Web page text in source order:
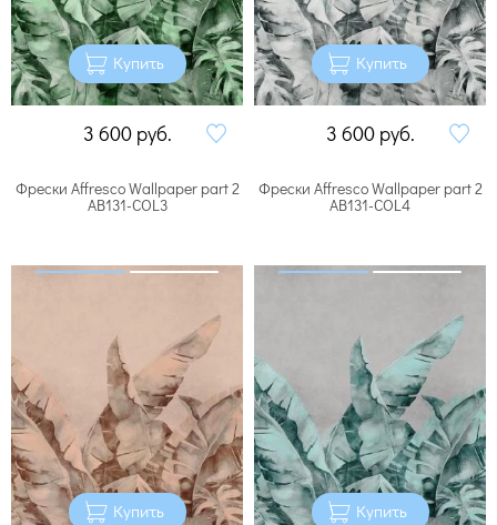
Купить
3 600 руб.
Купить
3 600 руб.
Фрески Affresco Wallpaper part 2
AB131-COL3
Купить
Фрески Affresco Wallpaper part 2
AB131-COL4
Купить